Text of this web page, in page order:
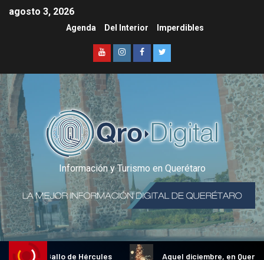
agosto 3, 2026
Agenda Del Interior Imperdibles
Información y Turismo en Querétaro
Gallo de Hércules Aquel diciembre, en Querétaro